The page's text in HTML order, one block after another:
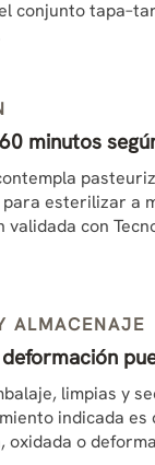
conjunto
minutos
esterilizar a
validada con
ALMACENAJE
limpias y
indicada
oxidada o